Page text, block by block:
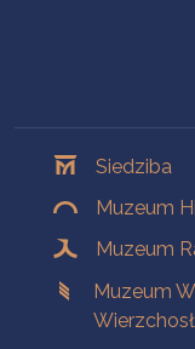
Siedziba
Muzeum
Muzeum
Muzeum